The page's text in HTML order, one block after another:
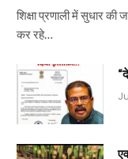
शिक्षा प्रणाली में सुधार
कर रहे…